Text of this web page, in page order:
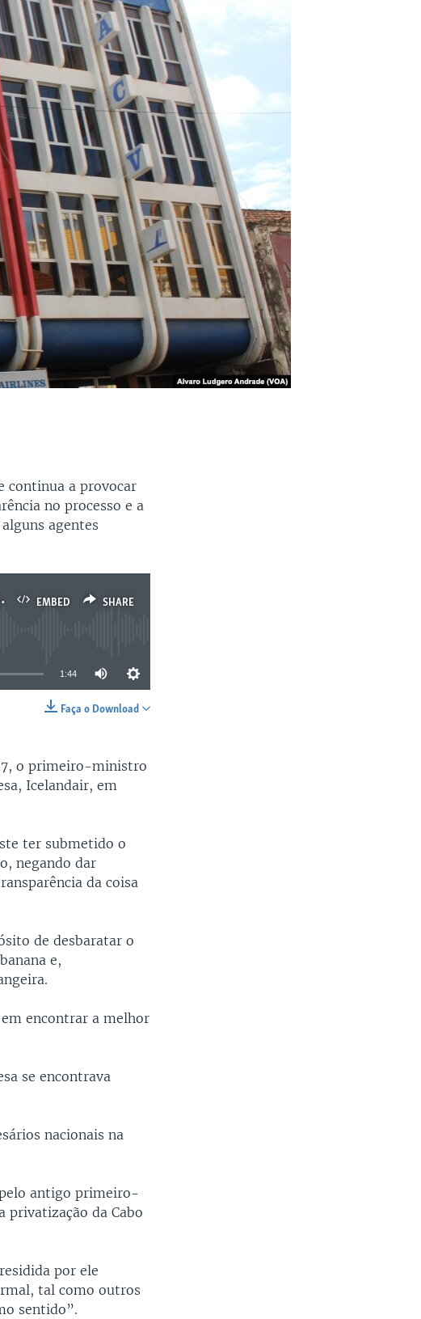
continua a provocar
no processo e a
agentes
EMBED SHARE
1:44
Faça o Download
o primeiro-ministro
Icelandair, em
ter submetido o
negando dar
da coisa
de desbaratar o
e,
encontrar a melhor
se encontrava
nacionais na
antigo primeiro-
privatização da Cabo
por ele
tal como outros
sentido”.